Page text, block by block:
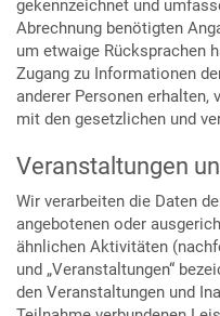
gekennzeichnet und
Abrechnung benötigten
um etwaige Rücksprachen
Zugang zu Informationen
anderer Personen erhalten,
mit den gesetzlichen und
Veranstaltungen
Wir verarbeiten die Daten
angebotenen oder
ähnlichen Aktivitäten
und „Veranstaltungen“
den Veranstaltungen und